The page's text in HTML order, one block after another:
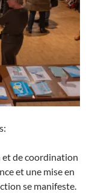
et de coordination
et une mise en
se manifeste.